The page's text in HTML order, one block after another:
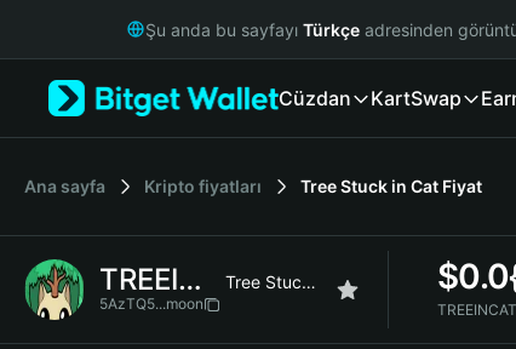
Русский
Italiano
简体中文
繁體中文
Şu anda bu sayfayı Türkçe adresinden
Cüzdan KartSwap
Ana sayfa Kripto fiyatları Tree Stuck in Cat Fiyat
TREEINCAT Tree Stuck in Cat
5AzTQ5...moon
$